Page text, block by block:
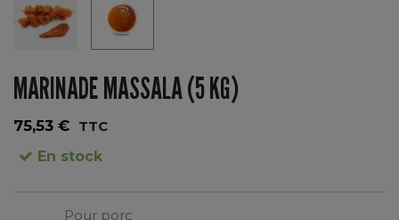
MARINADE MASSALA (5 KG)
75,53 € TTC
En stock
Pour porc